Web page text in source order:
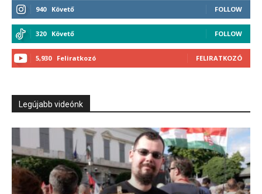
940 Követő FOLLOW
320 Követő FOLLOW
5,930 Feliratkozó FELIRATKOZÓ
Legújabb videónk